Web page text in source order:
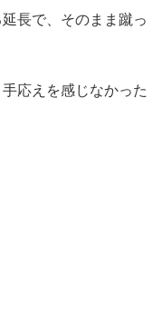
長で、そのまま蹴っ
応えを感じなかった